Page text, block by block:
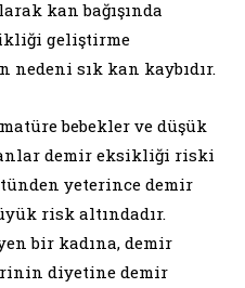
kan bağışında
geliştirme
sık kan kaybıdır.
bebekler ve düşük
demir eksikliği riski
yeterince demir
risk altındadır.
bir kadına, demir
diyetine demir